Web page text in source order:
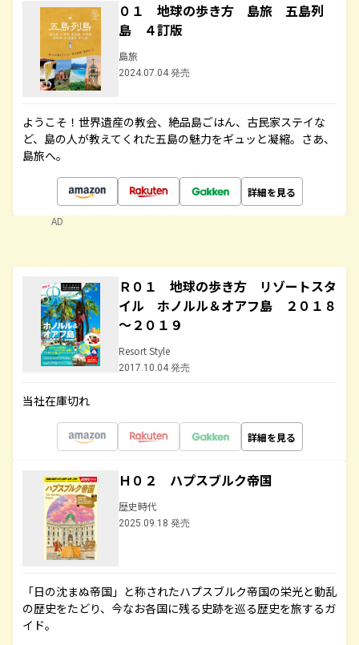
０１ 地球の歩き方 島旅 五島列
島 ４訂版
島旅
2024.07.04 発売
ようこそ！世界遺産の教会、絶品島ごはん、古民家ステイな
ど、島の人が教えてくれた五島の魅力をギュッと凝縮。さあ、
島旅へ。
詳細を見る
AD
Ｒ０１ 地球の歩き方 リゾートスタ
イル ホノルル＆オアフ島 ２０１８
～２０１９
Resort Style
2017.10.04 発売
当社在庫切れ
詳細を見る
Ｈ０２ ハプスブルク帝国
歴史時代
2025.09.18 発売
「日の沈まぬ帝国」と称されたハプスブルク帝国の栄光と動乱
の歴史をたどり、今なお各国に残る史跡を巡る歴史を旅するガ
イド。